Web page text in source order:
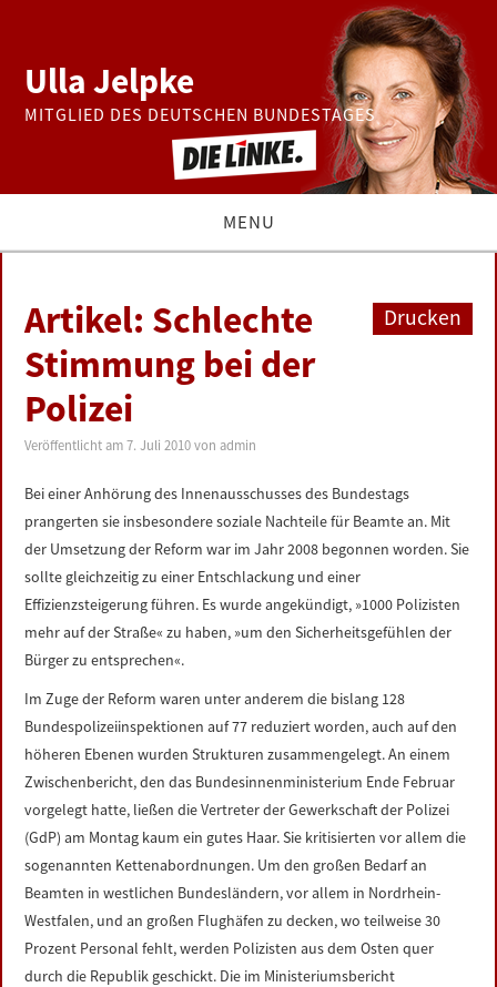
Ulla Jelpke
MITGLIED DES DEUTSCHEN BUNDESTAGES
MENU
BUNDESTAG
PRESSE
ZUR PERSON
LINKS
DATENSCHUTZERKLÄRUNG
IMPRESSUM
Drucken
Artikel: Schlechte
Stimmung bei der
Polizei
Veröffentlicht am7. Juli 2010 vonadmin
Bei einer Anhörung des Innenausschusses des Bundestags
prangerten sie insbesondere soziale Nachteile für Beamte an. Mit
der Umsetzung der Reform war im Jahr 2008 begonnen worden. Sie
sollte gleichzeitig zu einer Entschlackung und einer
Effizienzsteigerung führen. Es wurde angekündigt, »1000 Polizisten
mehr auf der Straße« zu haben, »um den Sicherheitsgefühlen der
Bürger zu entsprechen«.
Im Zuge der Reform waren unter anderem die bislang 128
Bundespolizeiinspektionen auf 77 reduziert worden, auch auf den
höheren Ebenen wurden Strukturen zusammengelegt. An einem
Zwischenbericht, den das Bundesinnenministerium Ende Februar
vorgelegt hatte, ließen die Vertreter der Gewerkschaft der Polizei
(GdP) am Montag kaum ein gutes Haar. Sie kritisierten vor allem die
sogenannten Kettenabordnungen. Um den großen Bedarf an
Beamten in westlichen Bundesländern, vor allem in Nordrhein-
Westfalen, und an großen Flughäfen zu decken, wo teilweise 30
Prozent Personal fehlt, werden Polizisten aus dem Osten quer
durch die Republik geschickt. Die im Ministeriumsbericht